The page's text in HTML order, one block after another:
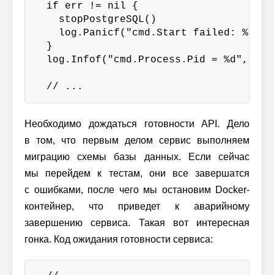
  if err != nil {
    stopPostgreSQL()
log.Panicf("cmd.Start failed: %v",
  }
log.Infof("cmd.Process.Pid = %d",
  // ...
Необходимо дождаться готовности API. Дело
в том, что первым делом сервис выполняем
миграцию схемы базы данных. Если сейчас
мы перейдем к тестам, они все завершатся
с ошибками, после чего мы остановим Docker-
контейнер, что приведет к аварийному
завершению сервиса. Такая вот интересная
гонка. Код ожидания готовности сервиса: